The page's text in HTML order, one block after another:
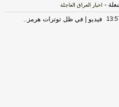
- اخبار العراق العاجلة
فيديو | في ظل توترات هرمز..